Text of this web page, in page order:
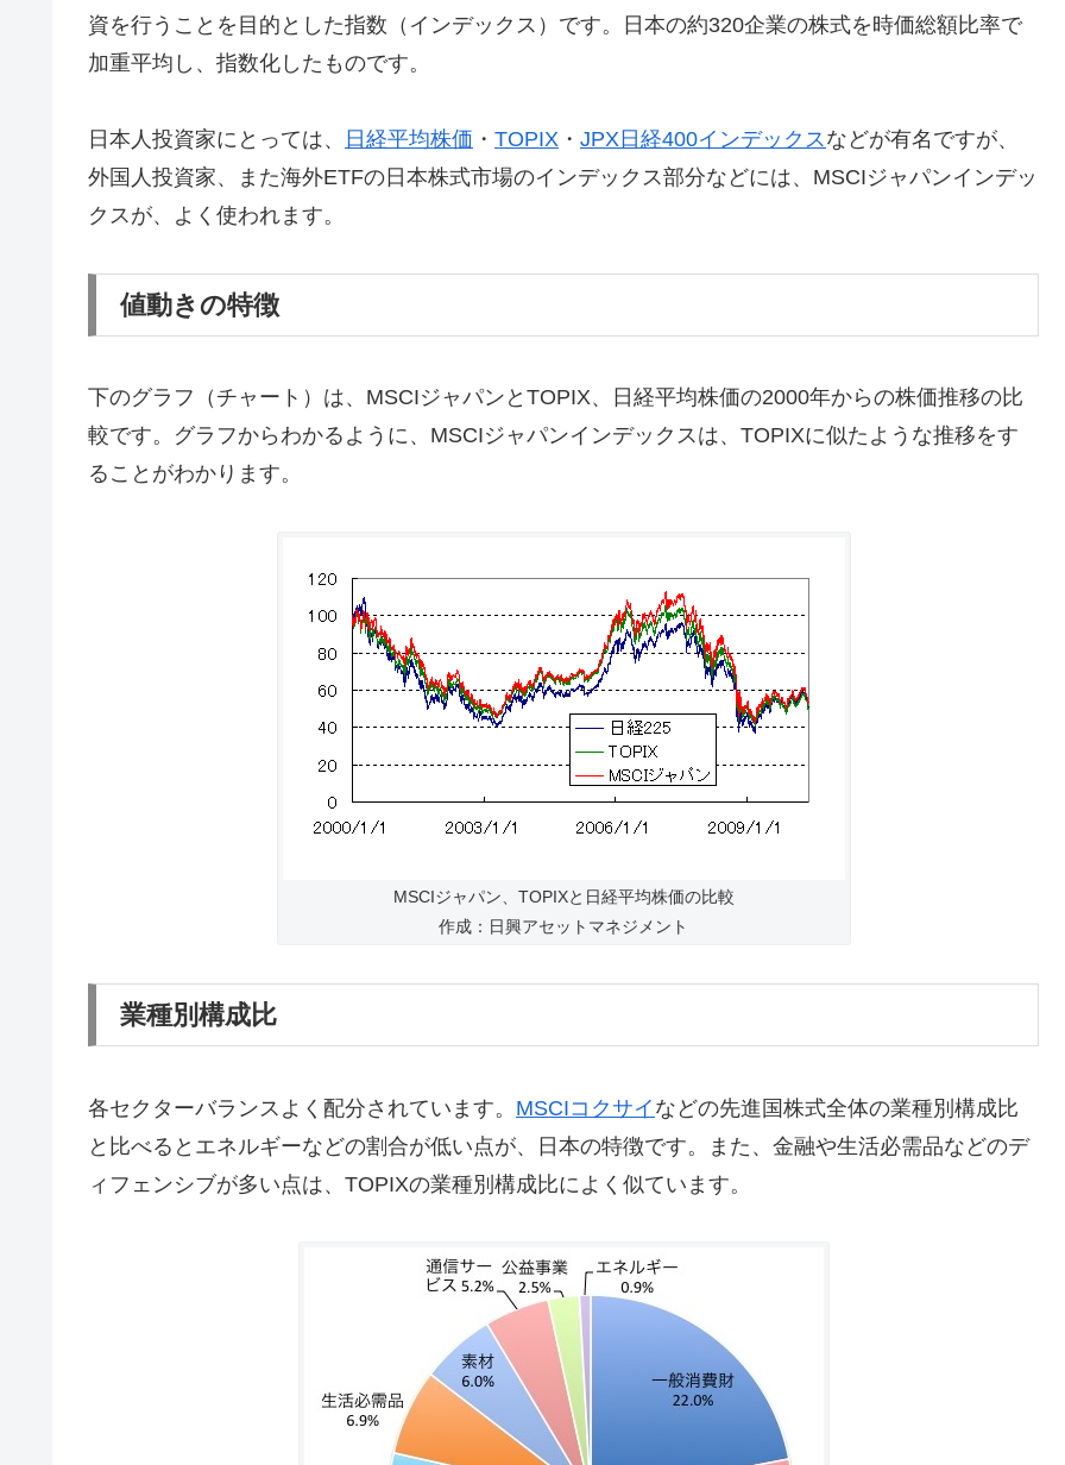
資を行うことを目的とした指数（インデックス）です。日本の約320企業の株式を時価総額比率で
加重平均し、指数化したものです。
日本人投資家にとっては、 日経平均株価 ・ TOPIX ・ JPX日経400インデックスなどが有名ですが、
外国人投資家、また海外ETFの日本株式市場のインデックス部分などには、MSCIジャパンインデッ
クスが、よく使われます。
値動きの特徴
下のグラフ（チャート）は、MSCIジャパンとTOPIX、日経平均株価の2000年からの株価推移の比
較です。グラフからわかるように、MSCIジャパンインデックスは、TOPIXに似たような推移をす
ることがわかります。
MSCIジャパン、TOPIXと日経平均株価の比較
作成：日興アセットマネジメント
業種別構成比
各セクターバランスよく配分されています。 MSCIコクサイ などの先進国株式全体の業種別構成比
と比べるとエネルギーなどの割合が低い点が、日本の特徴です。また、金融や生活必需品などのデ
ィフェンシブが多い点は、TOPIXの業種別構成比によく似ています。